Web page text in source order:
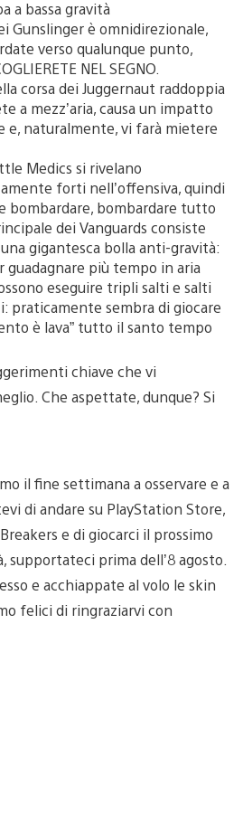
a bassa gravità
Gunslinger è omnidirezionale,
verso qualunque punto,
NEL SEGNO.
corsa dei Juggernaut raddoppia
a mezz’aria, causa un impatto
e, naturalmente, vi farà mietere
Medics si rivelano
forti nell’offensiva, quindi
bombardare, bombardare tutto
dei Vanguards consiste
gigantesca bolla anti-gravità:
guadagnare più tempo in aria
eseguire tripli salti e salti
praticamente sembra di giocare
è lava” tutto il santo tempo
chiave che vi
Che aspettate, dunque? Si
il fine settimana a osservare e a
di andare su PlayStation Store,
e di giocarci il prossimo
supportateci prima dell’8 agosto.
e acchiappate al volo le skin
felici di ringraziarvi con